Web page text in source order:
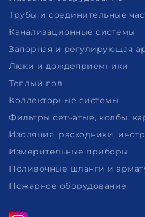
Трубы и соединительные
Канализационные системы
Запорная и регулирующая
Люки и дождеприемники
Теплый пол
Коллекторные системы
Фильтры сетчатые, колбы,
Изоляция, расходники,
Измерительные приборы
Поливочные шланги и
Пожарное оборудование